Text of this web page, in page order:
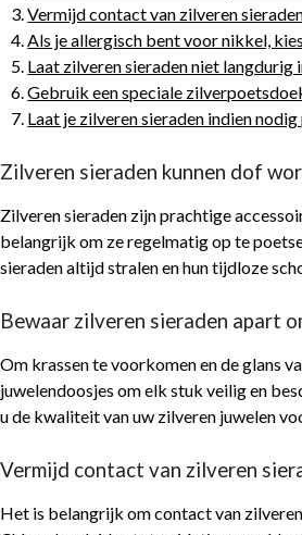
Vermijd contact van zilveren
Als je allergisch bent voor nikkel,
Laat zilveren sieraden niet
Gebruik een speciale
Laat je zilveren sieraden indien
Zilveren sieraden kunnen dof
Zilveren sieraden zijn prachtige
belangrijk om ze regelmatig op te
sieraden altijd stralen en hun tijdloze
Bewaar zilveren sieraden apart
Om krassen te voorkomen en de glans
juwelendoosjes om elk stuk veilig en
u de kwaliteit van uw zilveren juwelen
Vermijd contact van zilveren
Het is belangrijk om contact van